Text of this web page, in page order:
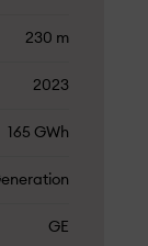
230 m
2023
165 GWh
GE